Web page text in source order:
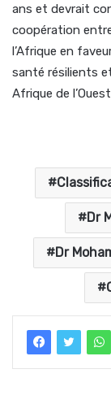
ans et devrait
coopération entre
l’Afrique en
santé résilients
Afrique de
Dr
Dr